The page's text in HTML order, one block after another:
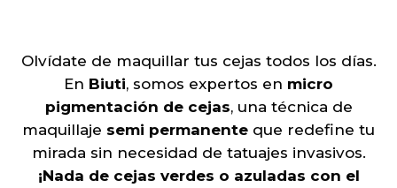
Olvídate de maquillar tus cejas todos los días.
En Biuti, somos expertos en micro
pigmentación de cejas, una técnica de
maquillaje semi permanente que redefine tu
mirada sin necesidad de tatuajes invasivos.
¡Nada de cejas verdes o azuladas con el